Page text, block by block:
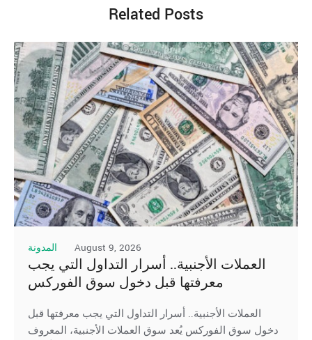
Related Posts
المدونة August 9, 2026
العملات الأجنبية.. أسرار التداول التي يجب
معرفتها قبل دخول سوق الفوركس
العملات الأجنبية.. أسرار التداول التي يجب معرفتها قبل
دخول سوق الفوركس يُعد سوق العملات الأجنبية، المعروف